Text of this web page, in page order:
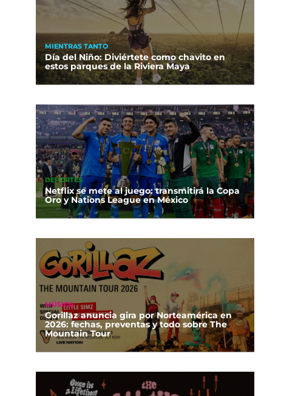
MIENTRAS TANTO
Día del Niño: Diviértete como chavito en
estos parques de la Riviera Maya
DEPORTES
Netflix se mete al juego: transmitirá la Copa
Oro y Nations League en México
MÚSICA
Gorillaz anuncia gira por Norteamérica en
2026: fechas, preventas y todo sobre The
Mountain Tour